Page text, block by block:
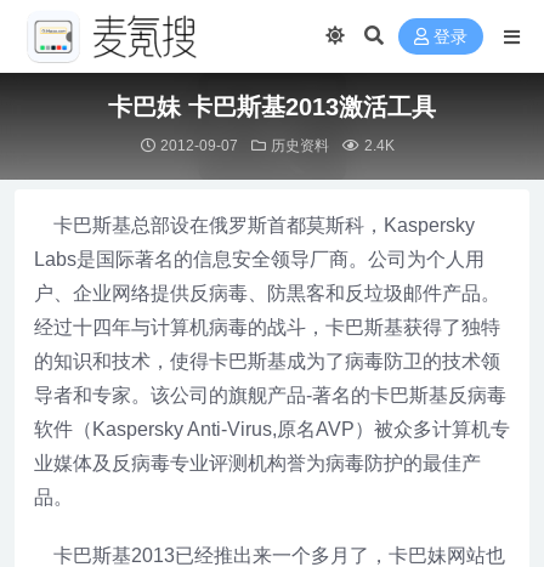
登录
卡巴妹 卡巴斯基2013激活工具
2012-09-07 历史资料 2.4K
卡巴斯基总部设在俄罗斯首都莫斯科，Kaspersky
Labs是国际著名的信息安全领导厂商。公司为个人用
户、企业网络提供反病毒、防黒客和反垃圾邮件产品。
经过十四年与计算机病毒的战斗，卡巴斯基获得了独特
的知识和技术，使得卡巴斯基成为了病毒防卫的技术领
导者和专家。该公司的旗舰产品-著名的卡巴斯基反病毒
软件（Kaspersky Anti-Virus,原名AVP）被众多计算机专
业媒体及反病毒专业评测机构誉为病毒防护的最佳产
品。
卡巴斯基2013已经推出来一个多月了，卡巴妹网站也